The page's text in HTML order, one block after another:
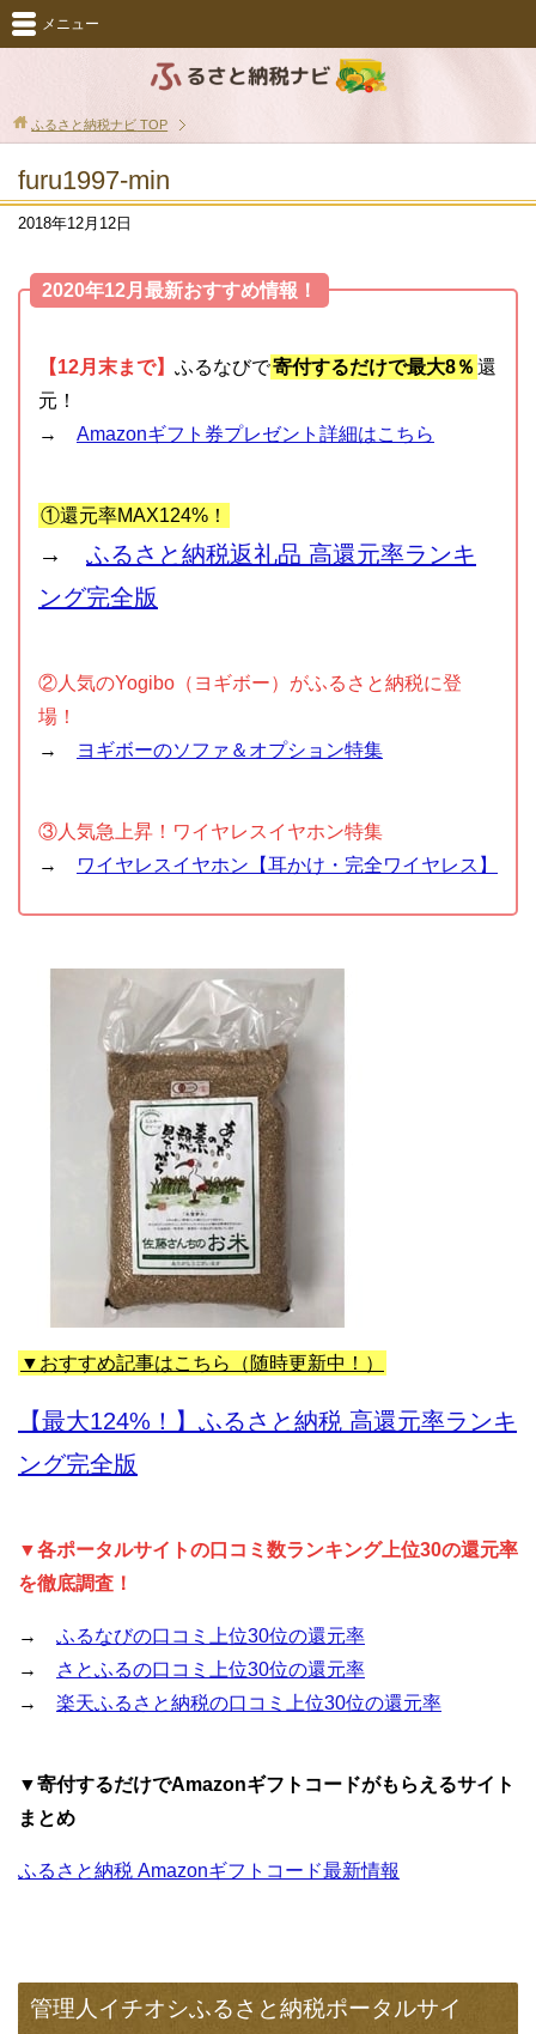
メニュー
ふるさと納税ナビ TOP
furu1997-min
2018年12月12日
2020年12月最新おすすめ情報！
【12月末まで】 ふるなびで寄付するだけで最大8％ 還
元！
→ Amazonギフト券プレゼント詳細はこちら
①還元率MAX124%！
→ ふるさと納税返礼品 高還元率ランキ
ング完全版
②人気のYogibo（ヨギボー）がふるさと納税に登
場！
→
ヨギボーのソファ＆オプション特集
③人気急上昇！ワイヤレスイヤホン特集
→
ワイヤレスイヤホン【耳かけ・完全ワイヤレス】
▼おすすめ記事はこちら（随時更新中！）
【最大124%！】ふるさと納税 高還元率ランキ
ング完全版
▼各ポータルサイトの口コミ数ランキング上位30の還元率
を徹底調査！
→ ふるなびの口コミ上位30位の還元率
→
さとふるの口コミ上位30位の還元率
→ 楽天ふるさと納税の口コミ上位30位の還元率
▼寄付するだけでAmazonギフトコードがもらえるサイト
まとめ
ふるさと納税 Amazonギフトコード最新情報
管理人イチオシふるさと納税ポータルサイ